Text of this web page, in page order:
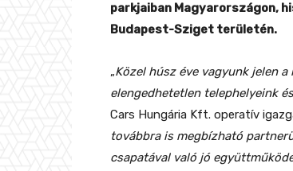
parkjaiban Magyarországon,
Budapest-Sziget területén.
„Közel húsz éve vagyunk jelen
elengedhetetlen telephelyeink
Cars Hungária Kft. operatív
továbbra is megbízható
csapatával való jó